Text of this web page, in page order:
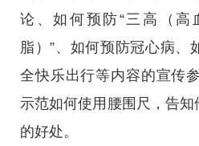
论、如何预防“三高（高
脂）”、如何预防冠心病、
全快乐出行等内容的宣传
示范如何使用腰围尺，告知
的好处。